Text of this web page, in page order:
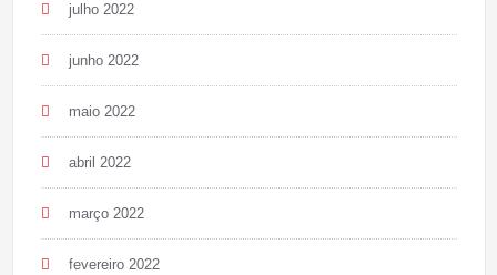
julho 2022
junho 2022
maio 2022
abril 2022
março 2022
fevereiro 2022